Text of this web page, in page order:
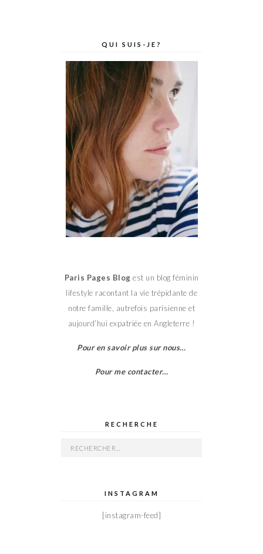
QUI SUIS-JE?
Paris Pages Blog est un blog féminin
lifestyle racontant la vie trépidante de
notre famille, autrefois parisienne et
aujourd’hui expatriée en Angleterre !
Pour en savoir plus sur nous…
Pour me contacter…
RECHERCHE
Rechercher :
INSTAGRAM
[instagram-feed]